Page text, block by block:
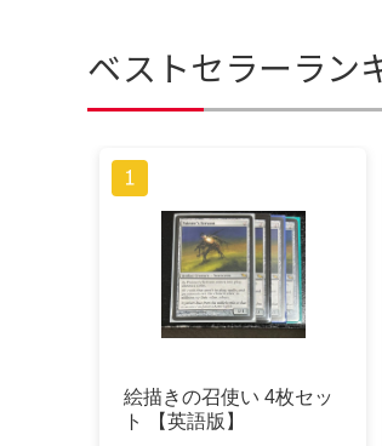
ベストセラーラン
絵描きの召使い 4枚セッ
ト 【英語版】